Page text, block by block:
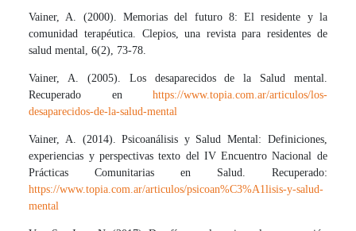
Vainer, A. (2000). Memorias del futuro 8: El residente y la
comunidad terapéutica. Clepios, una revista para residentes de
salud mental, 6(2), 73-78.
Vainer, A. (2005). Los desaparecidos de la Salud mental.
Recuperado en https://www.topia.com.ar/articulos/los-
desaparecidos-de-la-salud-mental
Vainer, A. (2014). Psicoanálisis y Salud Mental: Definiciones,
experiencias y perspectivas texto del IV Encuentro Nacional de
Prácticas Comunitarias en Salud. Recuperado:
https://www.topia.com.ar/articulos/psicoan%C3%A1lisis-y-salud-
mental